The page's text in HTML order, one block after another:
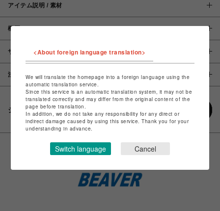
アイテム説明 / 素材
概要
サイズ
注意事項
シェアする
<About foreign language translation>
We will translate the homepage into a foreign language using the
automatic translation service.
Since this service is an automatic translation system, it may not be
translated correctly and may differ from the original content of the
page before translation.
In addition, we do not take any responsibility for any direct or
indirect damage caused by using this service. Thank you for your
understanding in advance.
Switch language Cancel